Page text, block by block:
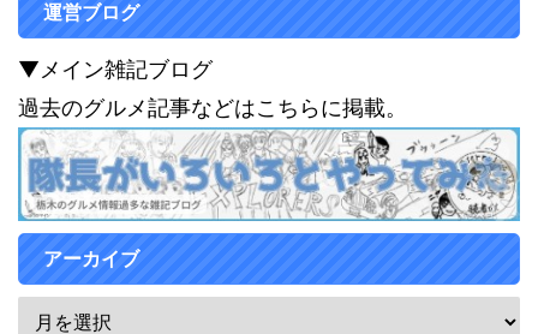
運営ブログ
▼メイン雑記ブログ
過去のグルメ記事などはこちらに掲載。
アーカイブ